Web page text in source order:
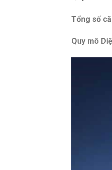
Tổng số
Quy mô